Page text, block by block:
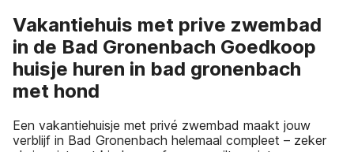
Vakantiehuis met prive zwembad
in de Bad Gronenbach Goedkoop
huisje huren in bad gronenbach
met hond
Een vakantiehuisje met privé zwembad maakt jouw
verblijf in Bad Gronenbach helemaal compleet – zeker